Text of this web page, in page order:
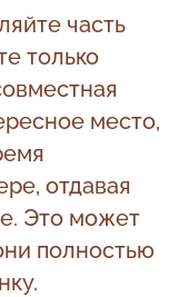
часть
только
место,
отдавая
Это может
полностью